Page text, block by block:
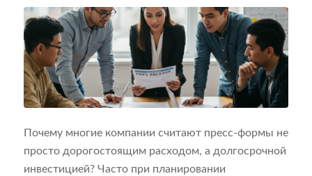
Почему многие компании считают пресс-формы не
просто дорогостоящим расходом, а долгосрочной
инвестицией? Часто при планировании